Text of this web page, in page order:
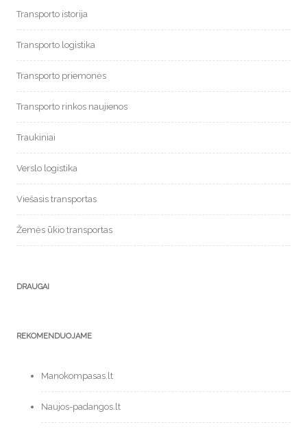
Transporto istorija
Transporto logistika
Transporto priemonės
Transporto rinkos naujienos
Traukiniai
Verslo logistika
Viešasis transportas
Žemės ūkio transportas
DRAUGAI
REKOMENDUOJAME
Manokompasas.lt
Naujos-padangos.lt